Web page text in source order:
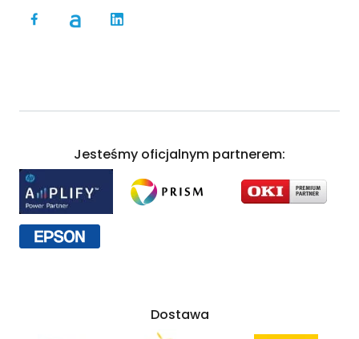
Jesteśmy oficjalnym partnerem:
Dostawa